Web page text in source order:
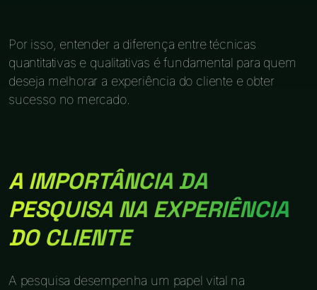
Por isso, entender a diferença entre técnicas
quantitativas e qualitativas é fundamental para quem
deseja melhorar a experiência do cliente e obter
sucesso no mercado.
A IMPORTÂNCIA DA
PESQUISA NA EXPERIÊNCIA
DO CLIENTE
A pesquisa desempenha um papel vital na